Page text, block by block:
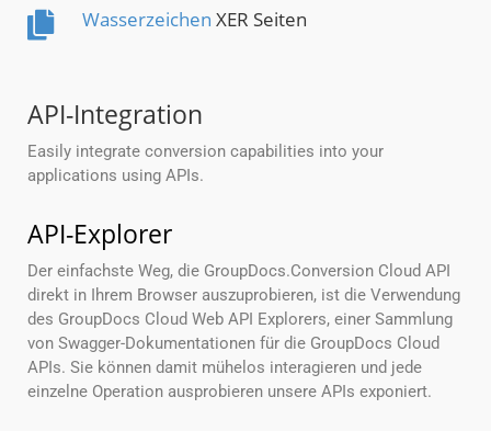
Wasserzeichen XER Seiten
API-Integration
Easily integrate conversion capabilities into your
applications using APIs.
API-Explorer
Der einfachste Weg, die GroupDocs.Conversion Cloud API
direkt in Ihrem Browser auszuprobieren, ist die Verwendung
des GroupDocs Cloud Web API Explorers, einer Sammlung
von Swagger-Dokumentationen für die GroupDocs Cloud
APIs. Sie können damit mühelos interagieren und jede
einzelne Operation ausprobieren unsere APIs exponiert.